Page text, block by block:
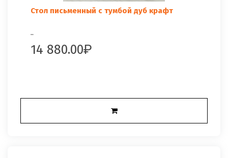
Стол письменный с тумбой дуб крафт
..
14 880.00